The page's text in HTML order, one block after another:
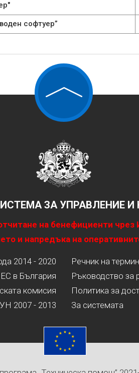
софтуер”
ЗА УПРАВЛЕНИЕ И
на бенефициенти
и напредъка на
2014 - 2020
в България
комисия
2007 - 2013
Речник на
Ръководство за
Политика за
За системата